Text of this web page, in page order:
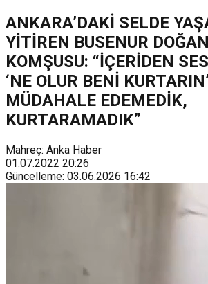
ANKARA’DAKİ SELDE
YİTİREN BUSENUR
KOMŞUSU: “İÇERİDEN
‘NE OLUR BENİ
MÜDAHALE EDEMEDİK,
KURTARAMADIK”
Mahreç: Anka Haber
01.07.2022 20:26
Güncelleme: 03.06.2026 16:42